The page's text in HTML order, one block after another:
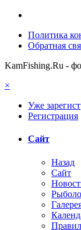
Политика
Обратная
KamFishing.Ru -
×
Уже
Регистрация
Сайт
Назад
Сайт